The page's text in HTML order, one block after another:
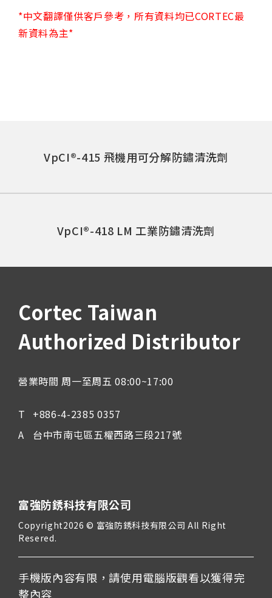
*中文翻譯僅供客戶參考，所有資料均已CORTEC最
新資料為主*
VpCI®-415 飛機用可分解防鏽清洗劑
VpCI®-418 LM 工業防鏽清洗劑
Cortec Taiwan
Authorized Distributor
營業時間 周一至周五 08:00~17:00
+886-4-2385 0357
台中市南屯區五權西路三段217號
富強防銹科技有限公司
Copyright2026 © 富強防銹科技有限公司 All Right
Resered.
手機版內容有限，請使用電腦版觀看以獲得完
整內容